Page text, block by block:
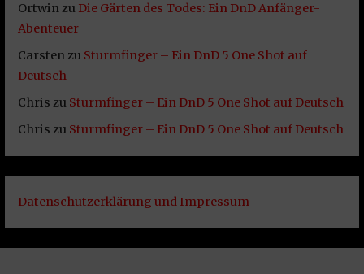
Ortwinzu Die Gärten des Todes: Ein DnD Anfänger-
Abenteuer
Carstenzu Sturmfinger – Ein DnD 5 One Shot auf
Deutsch
Chris zu Sturmfinger – Ein DnD 5 One Shot auf Deutsch
Chris zu Sturmfinger – Ein DnD 5 One Shot auf Deutsch
Datenschutzerklärung und Impressum